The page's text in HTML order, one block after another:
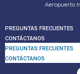
Aeropuerto
PREGUNTAS FRECUENTES
CONTÁCTANOS
PREGUNTAS FRECUENTES
CONTÁCTANOS